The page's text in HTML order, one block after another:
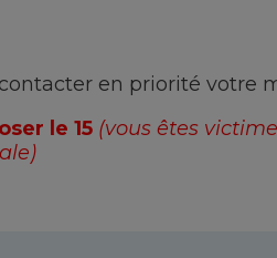
en priorité votre
le 15 (vous êtes